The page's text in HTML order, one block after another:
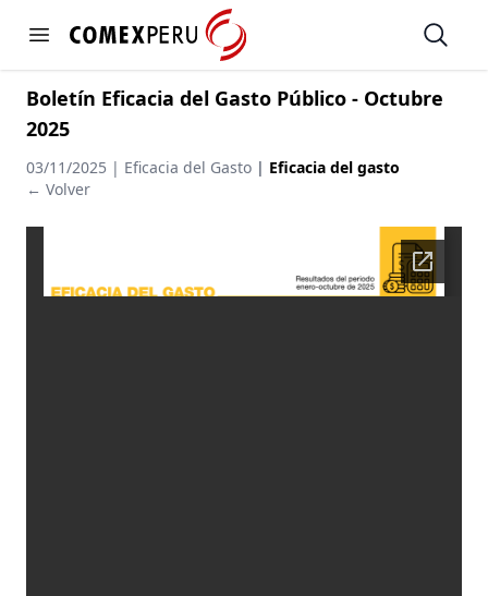
Open menu
https://www.comexperu.org.pe Open
Boletín Eficacia del Gasto Público - Octubre
2025
03/11/2025 | Eficacia del Gasto | Eficacia del gasto
← Volver